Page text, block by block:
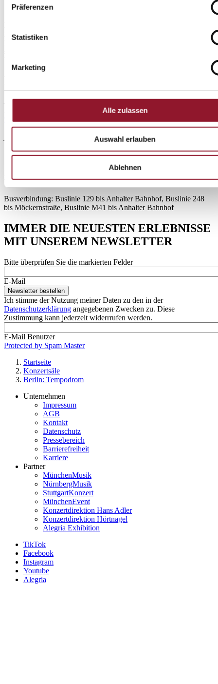
Präferenzen
Statistiken
Marketing
Alle zulassen
Auswahl erlauben
Ablehnen
Spectacular. Visionary.Unique.
Die Große Arena ist das Herzstück des Tempodrom. Gebaut wie ein
modernes Amphitheater bieten Ober- und Unterrrang eine intime
Nähe zwischen Bühne und Gästen. Flexible Raumelemente
schaffen variable Freiräume für die unterschiedlichsten
Veranstaltungen.
Berlin: Tempodrom
Möckernstraße 10
zum Routenplaner
Anfahrt
S-Bahn: Linie S1/ S2/ S25 / S26 bis S-Bhf Anhalter
Bahnhof U-Bahn: Linie U1/ U7 bis U-Bhf Möckernbrücke, Linie
U2 bis U-Bhf Mendelssohn-Bartholdy Park
Busverbindung: Buslinie 129 bis Anhalter Bahnhof, Buslinie 248
bis Möckernstraße, Buslinie M41 bis Anhalter Bahnhof
IMMER DIE NEUESTEN ERLEBNISSE
MIT UNSEREM NEWSLETTER
Bitte überprüfen Sie die markierten Felder
E-Mail
Ich stimme der Nutzung meiner Daten zu den in der
Datenschutzerklärung angegebenen Zwecken zu. Diese
Zustimmung kann jederzeit widerrrufen werden.
E-Mail Benutzer
Protected by Spam Master
Pfadnavigation
Startseite
Konzertsäle
Berlin: Tempodrom
Footer
Service-
Alegria
Unternehmen
Impressum
AGB
Kontakt
Datenschutz
Pressebereich
Barrierefreiheit
Karriere
Partner
MünchenMusik
NürnbergMusik
StuttgartKonzert
MünchenEvent
Konzertdirektion Hans Adler
Konzertdirektion Hörtnagel
Alegria Exhibition
TikTok
Facebook
Instagram
Youtube
Alegria